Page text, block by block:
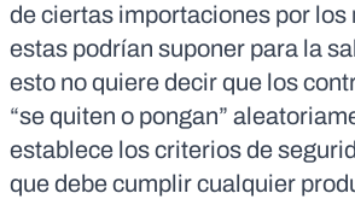
de ciertas importaciones por los
estas podrían suponer para la
esto no quiere decir que los
“se quiten o pongan”
establece los criterios de
que debe cumplir cualquier